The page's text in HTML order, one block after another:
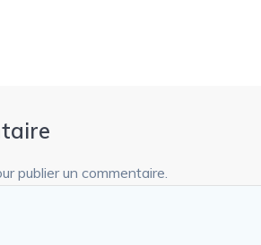
publier un commentaire.